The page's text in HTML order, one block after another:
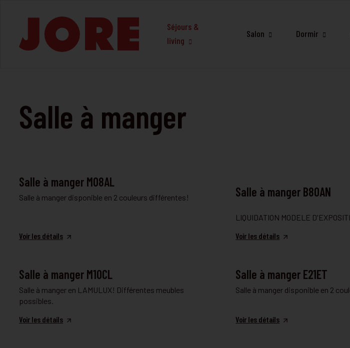
Séjours &
living
Salon Dormir
Salle à manger
Salle à manger M08AL
Salle à manger disponible en 2 couleurs différentes!
Voir les détails
Salle à manger B80AN
LIQUIDATION MODELE
Voir les détails
Salle à manger M10CL
Salle à manger en LAMULUX! Différentes meubles
possibles.
Voir les détails
Salle à manger E21ET
Salle à manger disponible en 2
Voir les détails